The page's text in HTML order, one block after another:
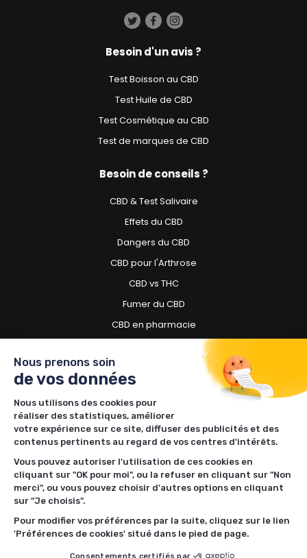
Besoin d'un avis ?
Test Boisson au CBD
Test Huile de CBD
Test Cosmétique au CBD
Test de marques de CBD
Besoin de conseils ?
CBD & Test Salivaire
Effets du CBD
Dangers du CBD
CBD pour l'Arthrose
CBD vs THC
Fumer du CBD
CBD en pharmacie
Besoin d'acheter du CBD ?
Boutiques CBD à Toulouse
Boutiques CBD à Lille
Boutiques CBD à Nantes
Boutiques CBD à Rennes
Boutiques CBD à Bordeaux
Boutiques CBD à Nancy
Boutiques CBD à Limoges
Nous prenons soin
de vos données
Nous utilisons des cookies pour
réaliser des statistiques, améliorer
votre expérience sur ce site, diffuser des publicités et des
contenus pertinents au regard de vos centres d'intérêts.
Vous pouvez autoriser l'utilisation de ces cookies en
cliquant sur "OK pour moi", ou la refuser en cliquant sur "Non
merci", ou vous pouvez choisir d'autres options en cliquant
sur "Je choisis".
Pour modifier vos préférences par la suite, cliquez sur le lien
'Préférences de cookies' situé dans le pied de page.
Consentements certifiés par